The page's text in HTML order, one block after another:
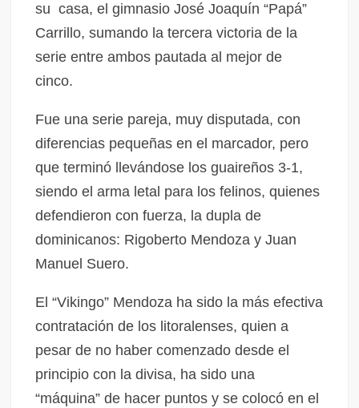
su casa, el gimnasio José Joaquín “Papá”
Carrillo, sumando la tercera victoria de la
serie entre ambos pautada al mejor de
cinco.
Fue una serie pareja, muy disputada, con
diferencias pequeñas en el marcador, pero
que terminó llevándose los guaireños 3-1,
siendo el arma letal para los felinos, quienes
defendieron con fuerza, la dupla de
dominicanos: Rigoberto Mendoza y Juan
Manuel Suero.
El “Vikingo” Mendoza ha sido la más efectiva
contratación de los litoralenses, quien a
pesar de no haber comenzado desde el
principio con la divisa, ha sido una
“máquina” de hacer puntos y se colocó en el